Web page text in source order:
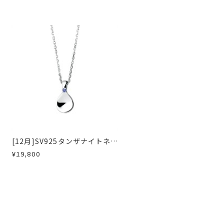
ハートネックレス 、マルチウェイ
商品を交換させていただきます。
[12月]SV925タンザナイトネッ
クレス
¥19,800